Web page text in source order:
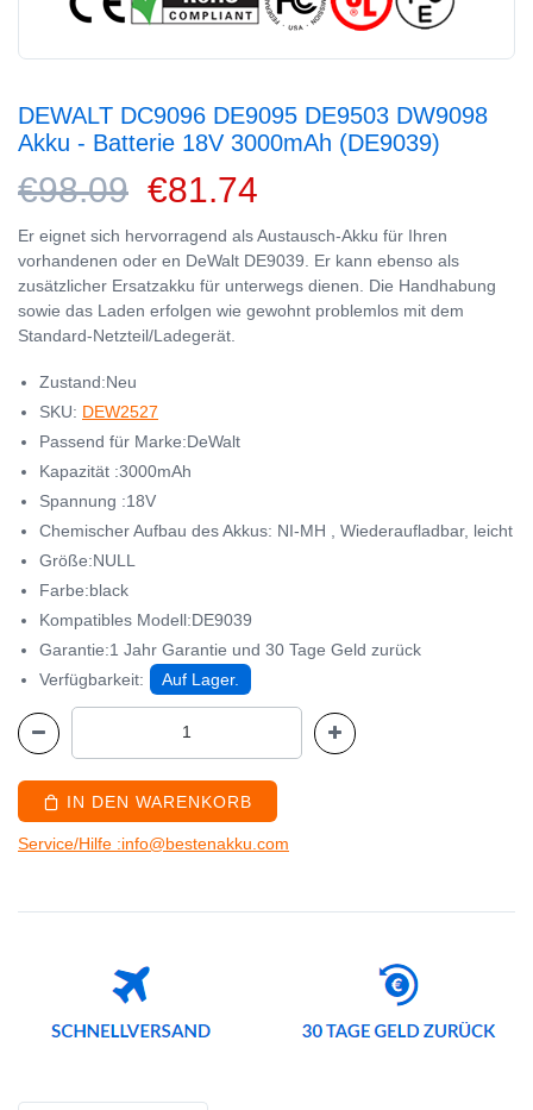
DEWALT DC9096 DE9095 DE9503 DW9098
Akku - Batterie 18V 3000mAh (DE9039)
€98.09 €81.74
Er eignet sich hervorragend als Austausch-Akku für Ihren
vorhandenen oder en DeWalt DE9039. Er kann ebenso als
zusätzlicher Ersatzakku für unterwegs dienen. Die Handhabung
sowie das Laden erfolgen wie gewohnt problemlos mit dem
Standard-Netzteil/Ladegerät.
Zustand:Neu
SKU: DEW2527
Passend für Marke:DeWalt
Kapazität :3000mAh
Spannung :18V
Chemischer Aufbau des Akkus: NI-MH , Wiederaufladbar, leicht
Größe:NULL
Farbe:black
Kompatibles Modell:DE9039
Garantie:1 Jahr Garantie und 30 Tage Geld zurück
Verfügbarkeit:
Auf Lager.
IN DEN WARENKORB
Service/Hilfe :info@bestenakku.com